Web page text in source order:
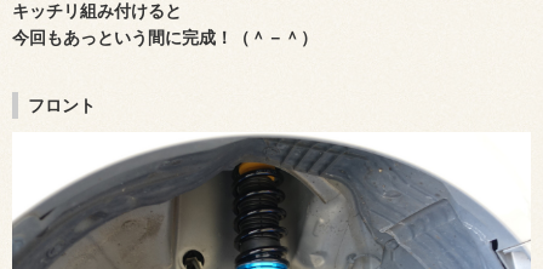
キッチリ組み付けると
今回もあっという間に完成！（＾－＾）
フロント